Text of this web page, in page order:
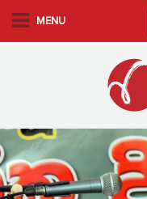
m
a
i
n
MENU